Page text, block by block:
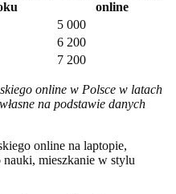
online
5 000
6 200
7 200
online w Polsce w latach
na podstawie danych